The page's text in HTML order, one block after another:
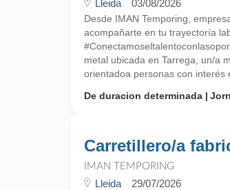
Lleida 03/08/2026
Desde IMAN Temporing,
acompañarte en tu trayectoría
metal ubicada en Tarrega, un/a
orientadoa personas con interés
De duracion determinada
Carretillero/a
IMAN TEMPORING
Lleida 29/07/2026